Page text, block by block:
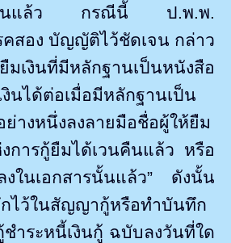
ถ้วนแล้ว กรณีนี้ ป.พ.พ.
คสอง บัญญัติไว้ชัดเจน กล่าว
เงินที่มีหลักฐานเป็นหนังสือ
นได้ต่อเมื่อมีหลักฐานเป็น
ย่างหนึ่งลงลายมือชื่อผู้ให้ยืม
การกู้ยืมได้เวนคืนแล้ว หรือ
งในเอกสารนั้นแล้ว” ดังนั้น
ไว้ในสัญญากู้หรือทำบันทึก
ชำระหนี้เงินกู้ ฉบับลงวันที่ใด